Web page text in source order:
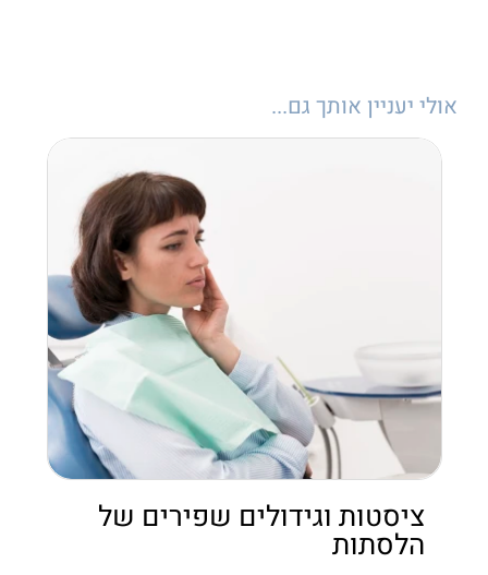
אולי יעניין אותך גם...
ציסטות וגידולים שפירים של
הלסתות